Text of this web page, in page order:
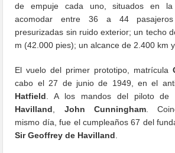
de empuje cada uno, situados en
acomodar entre 36 a 44
presurizadas sin ruido exterior; un techo
m (42.000 pies); un alcance de 2.400 km
El vuelo del primer prototipo, matrícula
cabo el 27 de junio de 1949, en el
Hatfield . A los mandos del piloto de
Havilland
John Cunningham.
mismo día, fue el cumpleaños 67 del
Sir Geoffrey de Havilland